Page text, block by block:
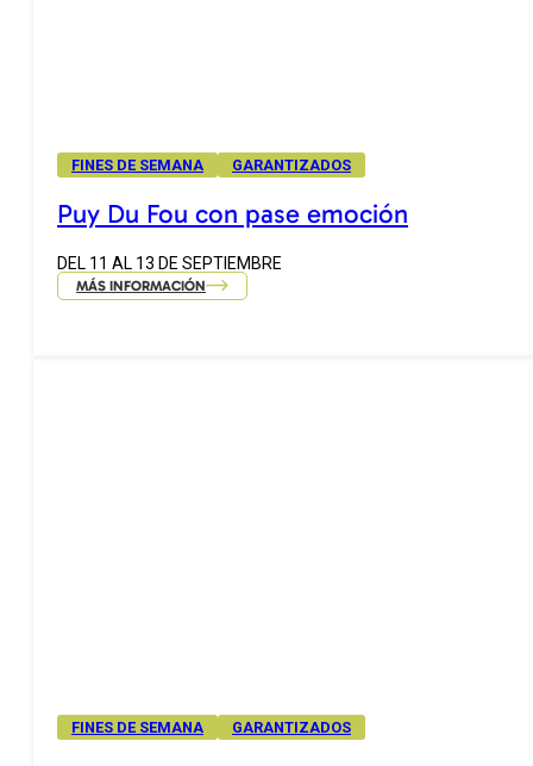
FINES DE SEMANA GARANTIZADOS
Puy Du Fou con pase emoción
DEL 11 AL 13 DE SEPTIEMBRE
MÁS INFORMACIÓN
FINES DE SEMANA GARANTIZADOS